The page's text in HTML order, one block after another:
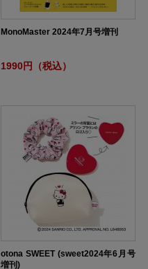
MonoMaster 2024年7月号増刊
1990円（税込）
otona SWEET (sweet2024年6月号
増刊)